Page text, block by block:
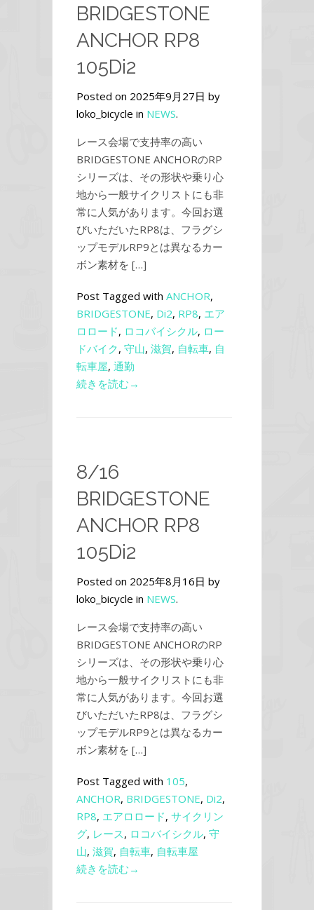
BRIDGESTONE
ANCHOR RP8
105Di2
Posted on 2025年9月27日 by
loko_bicycle in NEWS.
レース会場で支持率の高い
BRIDGESTONE ANCHORのRP
シリーズは、その形状や乗り心
地から一般サイクリストにも非
常に人気があります。今回お選
びいただいたRP8は、フラグシ
ップモデルRP9とは異なるカー
ボン素材を […]
Post Tagged with ANCHOR,
BRIDGESTONE, Di2, RP8, エア
ロロード, ロコバイシクル, ロー
ドバイク, 守山, 滋賀, 自転車, 自
転車屋, 通勤
続きを読む→
8/16
BRIDGESTONE
ANCHOR RP8
105Di2
Posted on 2025年8月16日 by
loko_bicycle in NEWS.
レース会場で支持率の高い
BRIDGESTONE ANCHORのRP
シリーズは、その形状や乗り心
地から一般サイクリストにも非
常に人気があります。今回お選
びいただいたRP8は、フラグシ
ップモデルRP9とは異なるカー
ボン素材を […]
Post Tagged with 105,
ANCHOR, BRIDGESTONE, Di2,
RP8, エアロロード, サイクリン
グ, レース, ロコバイシクル, 守
山, 滋賀, 自転車, 自転車屋
続きを読む→